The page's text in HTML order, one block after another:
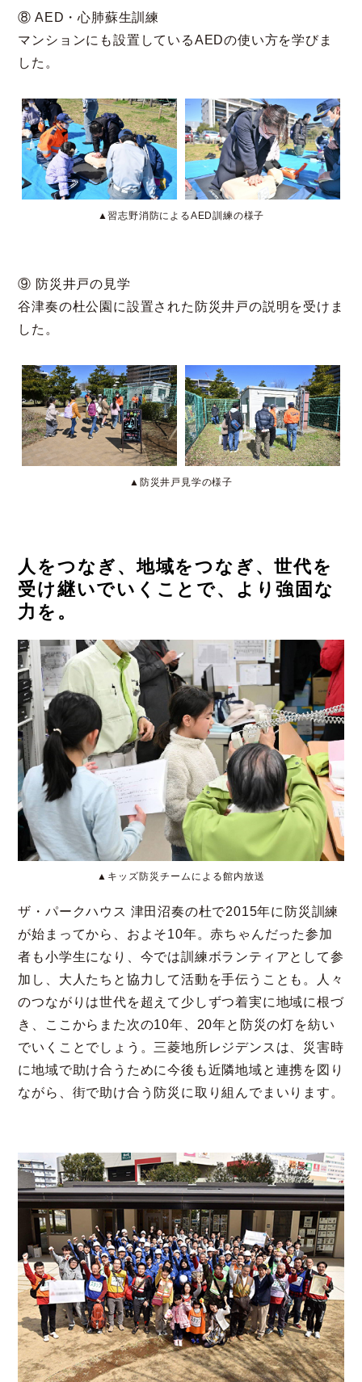
⑧ AED・心肺蘇生訓練
マンションにも設置しているAEDの使い方を学びま
した。
▲習志野消防によるAED訓練の様子
⑨ 防災井戸の見学
谷津奏の杜公園に設置された防災井戸の説明を受けま
した。
▲防災井戸見学の様子
人をつなぎ、地域をつなぎ、世代を
受け継いでいくことで、より強固な
力を。
▲キッズ防災チームによる館内放送
ザ・パークハウス 津田沼奏の杜で2015年に防災訓練
が始まってから、およそ10年。赤ちゃんだった参加
者も小学生になり、今では訓練ボランティアとして参
加し、大人たちと協力して活動を手伝うことも。人々
のつながりは世代を超えて少しずつ着実に地域に根づ
き、ここからまた次の10年、20年と防災の灯を紡い
でいくことでしょう。三菱地所レジデンスは、災害時
に地域で助け合うために今後も近隣地域と連携を図り
ながら、街で助け合う防災に取り組んでまいります。